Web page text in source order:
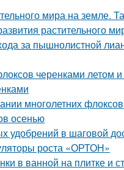
мира на земле.
растительного
за пышнолистной
черенками летом
многолетних
осенью
удобрений в шаговой
роста «ОРТОН»
в ванной на плитке и